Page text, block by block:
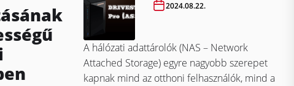
2024.08.22.
A hálózati adattárolók (NAS – Network
Attached Storage) egyre nagyobb szerepet
kapnak mind az otthoni felhasználók, mind a